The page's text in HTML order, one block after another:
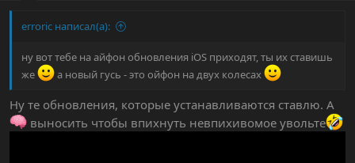
erroric написал(а):
ну вот тебе на айфон обновления iOS приходят, ты их ставишь
же
а новый гусь - это ойфон на двух колесах
Ну те обновления, которые устанавливаются ставлю. А
выносить чтобы впихнуть невпихивомое увольте